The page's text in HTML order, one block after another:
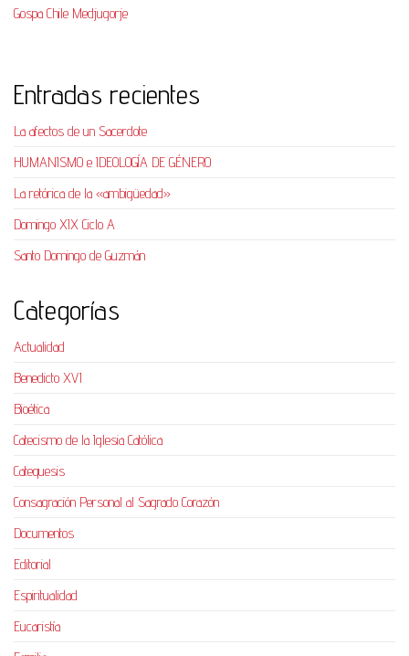
Gospa Chile Medjugorje
Entradas recientes
La afectos de un Sacerdote
HUMANISMO e IDEOLOGÍA DE GÉNERO
La retórica de la «ambigüedad»
Domingo XIX Ciclo A
Santo Domingo de Guzmán
Categorías
Actualidad
Benedicto XVI
Bioética
Catecismo de la Iglesia Católica
Catequesis
Consagración Personal al Sagrado Corazón
Documentos
Editorial
Espiritualidad
Eucaristía